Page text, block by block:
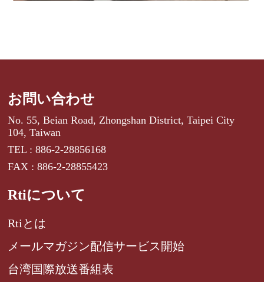
お問い合わせ
No. 55, Beian Road, Zhongshan District, Taipei City
104, Taiwan
TEL : 886-2-28856168
FAX : 886-2-28855423
Rtiについて
Rtiとは
メールマガジン配信サービス開始
台湾国際放送番組表